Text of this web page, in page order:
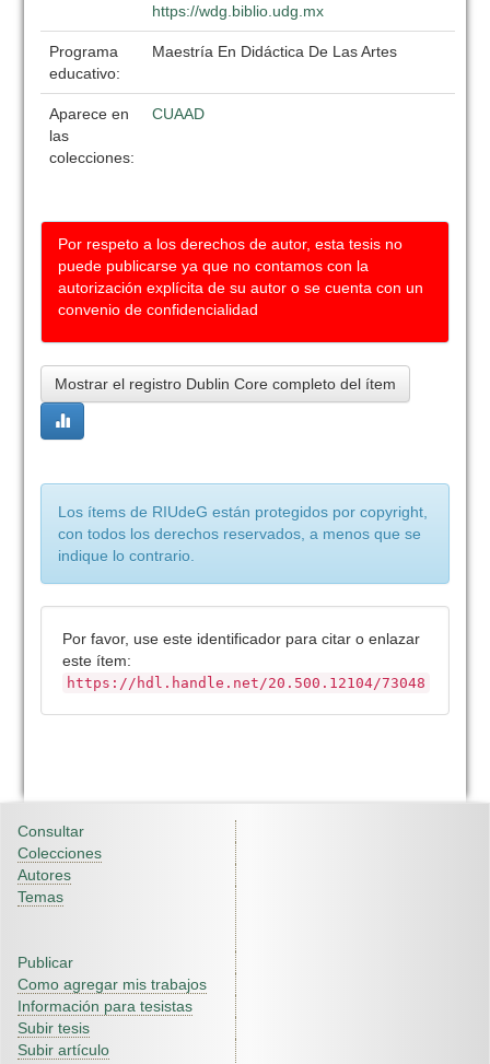
https://wdg.biblio.udg.mx
Programa
educativo:
Maestría En Didáctica De Las Artes
Aparece en
las
colecciones:
CUAAD
Por respeto a los derechos de autor, esta tesis no
puede publicarse ya que no contamos con la
autorización explícita de su autor o se cuenta con un
convenio de confidencialidad
Mostrar el registro Dublin Core completo del ítem
Los ítems de RIUdeG están protegidos por copyright,
con todos los derechos reservados, a menos que se
indique lo contrario.
Por favor, use este identificador para citar o enlazar
este ítem:
https://hdl.handle.net/20.500.12104/73048
Consultar
Colecciones
Autores
Temas
Publicar
Como agregar mis trabajos
Información para tesistas
Subir tesis
Subir artículo